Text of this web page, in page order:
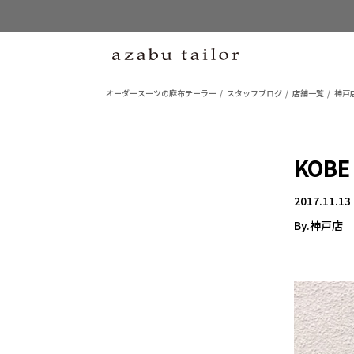
オーダースーツの麻布テーラー スタッフブログ 店舗一覧 神戸
2017.11.13
By.神戸店